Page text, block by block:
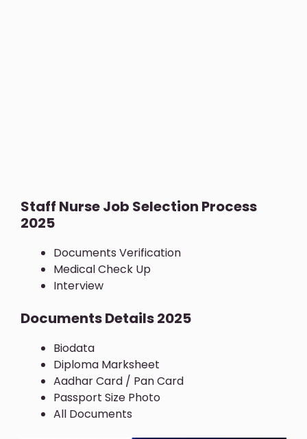
Staff Nurse Job Selection Process
2025
Documents Verification
Medical Check Up
Interview
Documents Details 2025
Biodata
Diploma Marksheet
Aadhar Card / Pan Card
Passport Size Photo
All Documents